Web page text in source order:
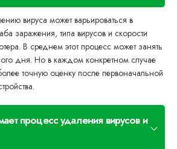
вируса может варьироваться в
заражения, типа вирусов и скорости
В среднем этот процесс может занять
дня. Но в каждом конкретном случае
точную оценку после первоначальной
процесс удаления вирусов и